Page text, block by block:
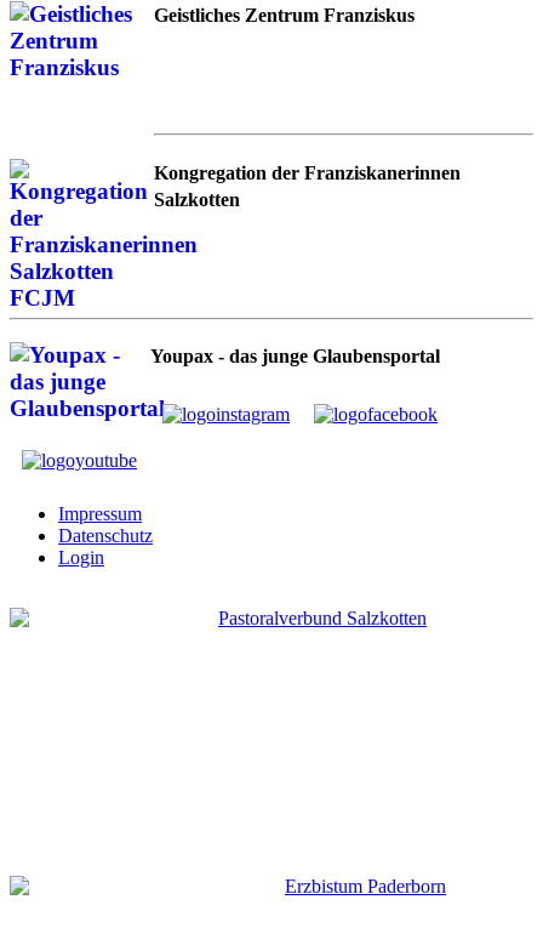
Geistliches Zentrum Franziskus
Kongregation der Franziskanerinnen
Salzkotten
Youpax - das junge Glaubensportal
Impressum
Datenschutz
Login